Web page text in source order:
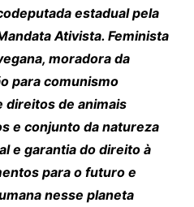
estadual pela
Ativista. Feminista
moradora da
para comunismo
direitos de animais
e conjunto da natureza
e garantia do direito à
para o futuro e
nesse planeta